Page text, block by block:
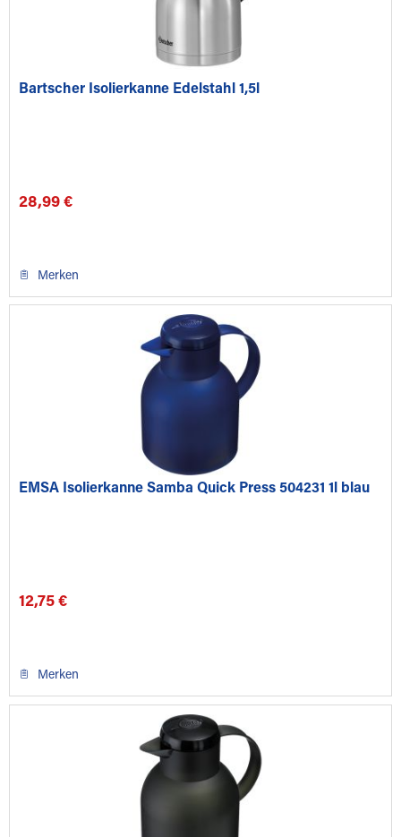
Bartscher Isolierkanne Edelstahl 1,5l
28,99 €
Merken
EMSA Isolierkanne Samba Quick Press 504231 1l blau
12,75 €
Merken